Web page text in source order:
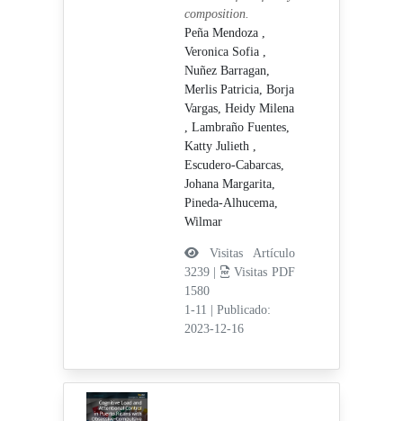
composition.
Peña Mendoza ,
Veronica Sofia ,
Nuñez Barragan,
Merlis Patricia, Borja
Vargas, Heidy Milena
, Lambraño Fuentes,
Katty Julieth ,
Escudero-Cabarcas,
Johana Margarita,
Pineda-Alhucema,
Wilmar
Visitas Artículo
3239 |
Visitas PDF
1580
1-11
Publicado:
2023-12-16